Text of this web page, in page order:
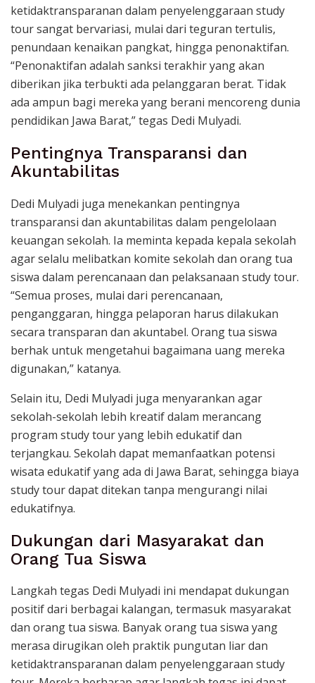
ketidaktransparanan dalam penyelenggaraan study
tour sangat bervariasi, mulai dari teguran tertulis,
penundaan kenaikan pangkat, hingga penonaktifan.
“Penonaktifan adalah sanksi terakhir yang akan
diberikan jika terbukti ada pelanggaran berat. Tidak
ada ampun bagi mereka yang berani mencoreng dunia
pendidikan Jawa Barat,” tegas Dedi Mulyadi.
Pentingnya Transparansi dan
Akuntabilitas
Dedi Mulyadi juga menekankan pentingnya
transparansi dan akuntabilitas dalam pengelolaan
keuangan sekolah. Ia meminta kepada kepala sekolah
agar selalu melibatkan komite sekolah dan orang tua
siswa dalam perencanaan dan pelaksanaan study tour.
“Semua proses, mulai dari perencanaan,
penganggaran, hingga pelaporan harus dilakukan
secara transparan dan akuntabel. Orang tua siswa
berhak untuk mengetahui bagaimana uang mereka
digunakan,” katanya.
Selain itu, Dedi Mulyadi juga menyarankan agar
sekolah-sekolah lebih kreatif dalam merancang
program study tour yang lebih edukatif dan
terjangkau. Sekolah dapat memanfaatkan potensi
wisata edukatif yang ada di Jawa Barat, sehingga biaya
study tour dapat ditekan tanpa mengurangi nilai
edukatifnya.
Dukungan dari Masyarakat dan
Orang Tua Siswa
Langkah tegas Dedi Mulyadi ini mendapat dukungan
positif dari berbagai kalangan, termasuk masyarakat
dan orang tua siswa. Banyak orang tua siswa yang
merasa dirugikan oleh praktik pungutan liar dan
ketidaktransparanan dalam penyelenggaraan study